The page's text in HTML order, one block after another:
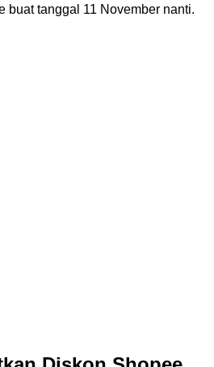
buat tanggal 11 November nanti.